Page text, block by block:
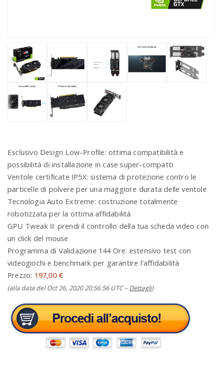
Esclusivo Design Low-Profile: ottima compatibilità e
possibilità di installazione in case super-compatti
Ventole certificate IP5X: sistema di protezione contro le
particelle di polvere per una maggiore durata delle ventole
Tecnologia Auto Extreme: costruzione totalmente
robotizzata per la ottima affidabilità
GPU Tweak II: prendi il controllo della tua scheda video con
un click del mouse
Programma di Validazione 144 Ore: estensivo test con
videogiochi e benchmark per garantire l’affidabilità
Prezzo: 197,00 €
(alla data del Oct 26, 2020 20:56:56 UTC – Dettagli)